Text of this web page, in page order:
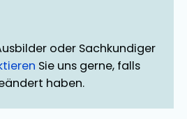
oder Sachkundiger
Sie uns gerne, falls
haben.